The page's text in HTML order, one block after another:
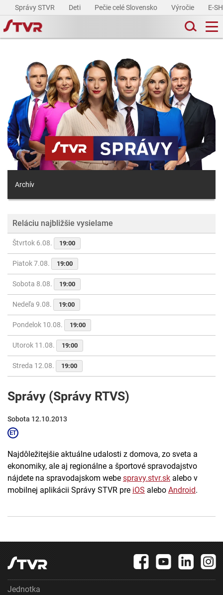
Správy STVR Deti Pečie celé Slovensko Výročie E-
Archív
Reláciu najbližšie vysielame
Štvrtok 6.08. 19:00
Piatok 7.08. 19:00
Sobota 8.08. 19:00
Nedeľa 9.08. 19:00
Pondelok 10.08. 19:00
Utorok 11.08. 19:00
Streda 12.08. 19:00
Správy (Správy RTVS)
Sobota 12.10.2013
Najdôležitejšie aktuálne udalosti z domova, zo sveta a
ekonomiky, ale aj regionálne a športové spravodajstvo
nájdete na spravodajskom webe spravy.stvr.sk alebo v
mobilnej aplikácii Správy STVR pre iOS alebo Android.
Jednotka